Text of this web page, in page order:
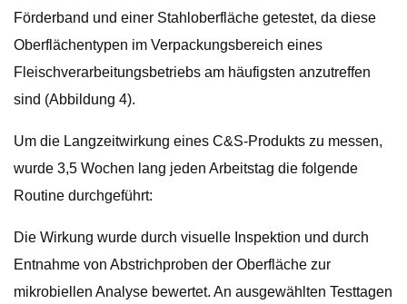
Förderband und einer Stahloberfläche getestet, da diese
Oberflächentypen im Verpackungsbereich eines
Fleischverarbeitungsbetriebs am häufigsten anzutreffen
sind (Abbildung 4).
Um die Langzeitwirkung eines C&S-Produkts zu messen,
wurde 3,5 Wochen lang jeden Arbeitstag die folgende
Routine durchgeführt:
Die Wirkung wurde durch visuelle Inspektion und durch
Entnahme von Abstrichproben der Oberfläche zur
mikrobiellen Analyse bewertet. An ausgewählten Testtagen